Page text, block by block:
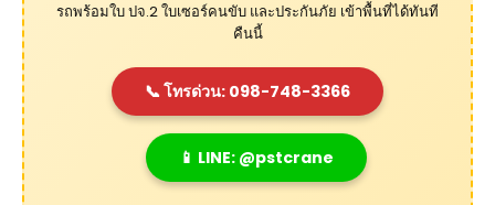
รถพร้อมใบ ปจ.2 ใบเซอร์คนขับ และประกันภัย เข้าพื้นที่ได้ทันที
คืนนี้
📞 โทรด่วน: 098-748-3366
📱 LINE: @pstcrane